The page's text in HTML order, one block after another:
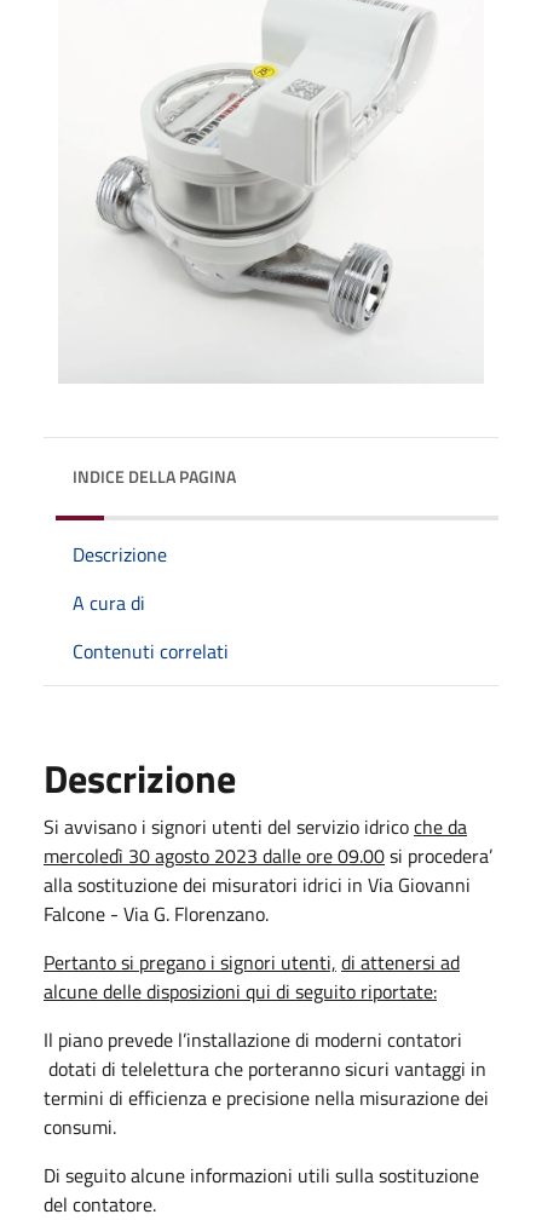
INDICE DELLA PAGINA
Descrizione
A cura di
Contenuti correlati
Descrizione
Si avvisano i signori utenti del servizio idricoche da
mercoledì 30 agosto 2023 dalle ore 09.00si procedera’
alla sostituzione dei misuratori idrici in Via Giovanni
Falcone - Via G. Florenzano.
Pertanto si pregano i signori utenti, di attenersi ad
alcune delle disposizioni qui di seguito riportate:
Il piano prevede l’installazione di moderni contatori
dotati di telelettura che porteranno sicuri vantaggi in
termini di efficienza e precisione nella misurazione dei
consumi.
Di seguito alcune informazioni utili sulla sostituzione
del contatore.